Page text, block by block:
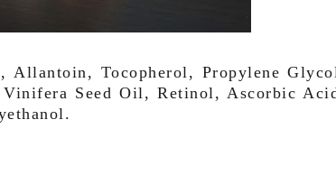
Tocopherol, Propylene
Seed Oil, Retinol, Ascorbic
l.